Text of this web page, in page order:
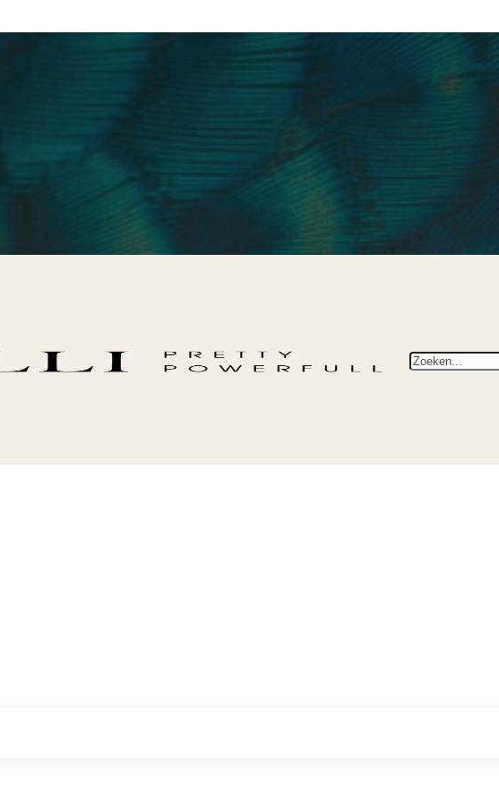
Zoeken